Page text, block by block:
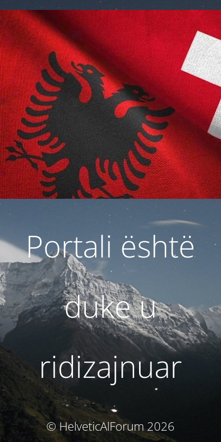
Portali është
duke u
ridizajnuar
© HelveticAlForum 2026